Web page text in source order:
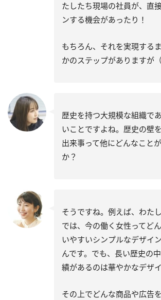
たしたち現場の社員が、直
ンする機会があったり！
もちろん、それを実現する
かのステップがありますが（
歴史を持つ大規模な組織で
いことですよね。歴史の壁
出来事って他にどんなこと
か？
そうですね。例えば、わた
では、今の働く女性ってど
いやすいシンプルなデザイ
んです。でも、長い歴史の
績があるのは華やかなデザイ
その上でどんな商品や広告